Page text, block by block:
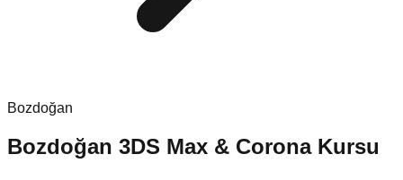
Bozdoğan
Bozdoğan 3DS Max & Corona Kursu